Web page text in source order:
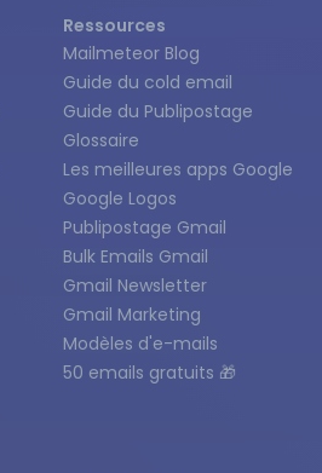
Ressources
Mailmeteor Blog
Guide du cold email
Guide du Publipostage
Glossaire
Les meilleures apps Google
Google Logos
Publipostage Gmail
Bulk Emails Gmail
Gmail Newsletter
Gmail Marketing
Modèles d'e-mails
50 emails gratuits 🎁